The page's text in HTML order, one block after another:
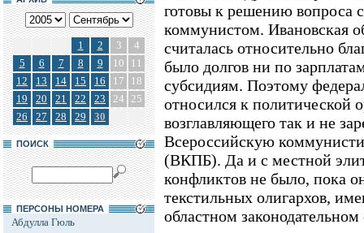
1 2 3
4
5
6 7 8 9 10
11
12
13 14 15 16 17
18
19
20 21 22 23 24 25
26
27 28 29 30
ПОИСК
ПЕРСОНЫ НОМЕРА
Абдулла Гюль
готовы к решению вопроса
коммунистом. Ивановская
считалась относительно
было долгов ни по
субсидиям. Поэтому
относился к политической
возглавляющего так и не
Всероссийскую
(ВКПБ). Да и с местной
конфликтов не было, пока
текстильных олигархов,
областном